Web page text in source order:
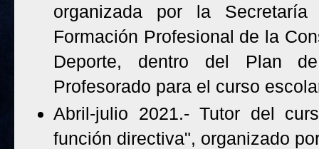
organizada por la
Formación Profesional de la
Deporte, dentro del Plan
Profesorado para el curso
Abril-julio 2021.- Tutor del
función directiva", organizado